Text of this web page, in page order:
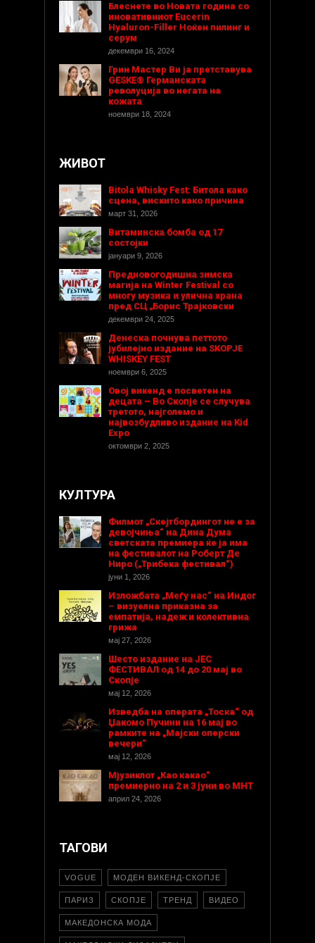
Блеснете во Новата година со
иновативниот Eucerin
Hyaluron-Filler Ноќен пилинг и
серум
декември 16, 2024
Грин Мастер Ви ја претставува
GESKE® Германската
револуција во негата на
кожата
ноември 18, 2024
ЖИВОТ
Bitola Whisky Fest: Битола како
сцена, вискито како причина
март 31, 2026
Витаминска бомба од 17
состојки
јануари 9, 2026
Предновогодишнa зимска
магија на Winter Festival со
многу музика и улична храна
пред СЦ „Борис Трајковски
декември 24, 2025
Денеска почнува петтото
јубилејно издание на SKOPJE
WHISKEY FEST
ноември 6, 2025
Овој викенд е посветен на
децата – Во Скопје се случува
третото, најголемо и
највозбудливо издание на Kid
Expo
октомври 2, 2025
КУЛТУРА
Филмот „Скејтбордингот не е за
девојчиња“ на Дина Дума
светската премиера ќе ја има
на фестивалот на Роберт Де
Ниро („Трибека фестивал“)
јуни 1, 2026
Изложбата „Меѓу нас“ на Индог
– визуелна приказна за
емпатија, надеж и колективна
грижа
мај 27, 2026
Шесто издание на ЈЕС
ФЕСТИВАЛ од 14 до 20 мај во
Скопје
мај 12, 2026
Изведба на операта „Тоска“ од
Џакомо Пучини на 16 мај во
рамките на „Мајски оперски
вечери“
мај 12, 2026
Мјузиклот „Као какао“
премиерно на 2 и 3 јуни во МНТ
април 24, 2026
ТАГОВИ
VOGUE МОДЕН ВИКЕНД-СКОПЈЕ
ПАРИЗ СКОПЈЕ ТРЕНД ВИДЕО
МАКЕДОНСКА МОДА